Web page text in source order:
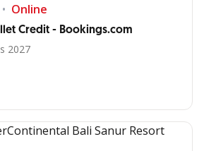
Online
Credit - Bookings.com
2027